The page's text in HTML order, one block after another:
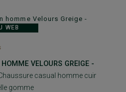
WEB
VELOURS GREIGE -
casual homme cuir
gomme